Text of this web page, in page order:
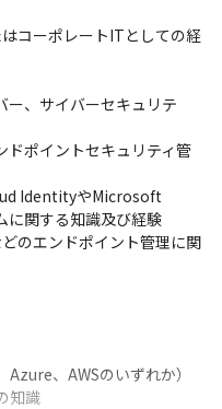
コーポレートITとしての経
ー、サイバーセキュリテ
ドポイントセキュリティ管
IdentityやMicrosoft
に関する知識及び経験
のエンドポイント管理に関
、AWSのいずれか）
知識